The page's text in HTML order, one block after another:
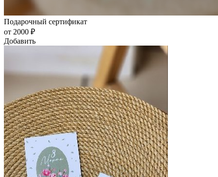
Подарочный сертификат
от 2000 ₽
Добавить